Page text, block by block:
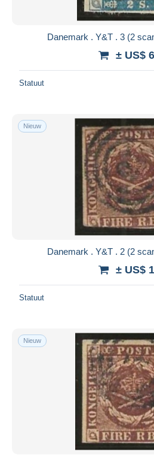
Danemark . Y&T . 3 (2
± US$
Statuut
Nieuw
Danemark . Y&T . 2 (2
± US$
Statuut
Nieuw